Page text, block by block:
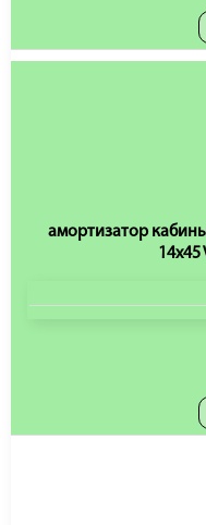
амортизатор
14x45